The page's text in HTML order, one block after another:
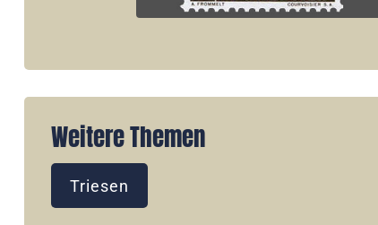
Weitere Themen
Triesen